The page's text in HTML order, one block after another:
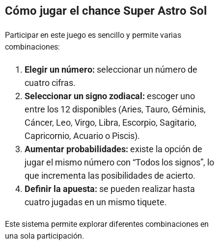
Cómo jugar el chance Super Astro Sol
Participar en este juego es sencillo y permite varias
combinaciones:
Elegir un número: seleccionar un número de
cuatro cifras.
Seleccionar un signo zodiacal: escoger uno
entre los 12 disponibles (Aries, Tauro, Géminis,
Cáncer, Leo, Virgo, Libra, Escorpio, Sagitario,
Capricornio, Acuario o Piscis).
Aumentar probabilidades: existe la opción de
jugar el mismo número con “Todos los signos”, lo
que incrementa las posibilidades de acierto.
Definir la apuesta: se pueden realizar hasta
cuatro jugadas en un mismo tiquete.
Este sistema permite explorar diferentes combinaciones en
una sola participación.